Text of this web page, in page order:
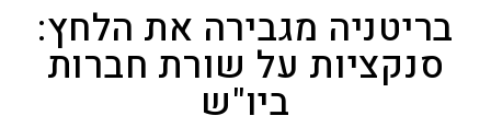
בריטניה מגבירה את הלחץ:
סנקציות על שורת חברות
ביו"ש